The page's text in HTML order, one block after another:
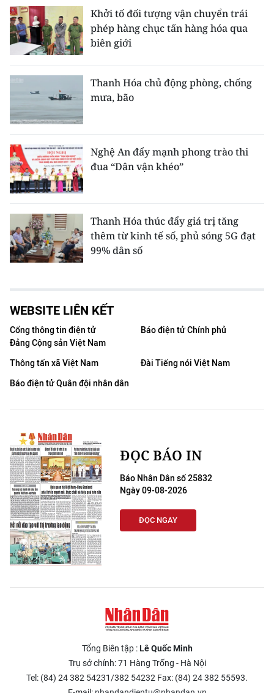
Khởi tố đối tượng vận chuyển trái
phép hàng chục tấn hàng hóa qua
biên giới
Thanh Hóa chủ động phòng, chống
mưa, bão
Nghệ An đẩy mạnh phong trào thi
đua “Dân vận khéo”
Thanh Hóa thúc đẩy giá trị tăng
thêm từ kinh tế số, phủ sóng 5G đạt
99% dân số
WEBSITE LIÊN KẾT
Cổng thông tin điện tử
Đảng Cộng sản Việt Nam
Báo điện tử Chính phủ
Thông tấn xã Việt Nam
Đài Tiếng nói Việt Nam
Báo điện tử Quân đội nhân dân
ĐỌC BÁO IN
Báo Nhân Dân số 25832
Ngày 09-08-2026
ĐỌC NGAY
Tổng Biên tập :Lê Quốc Minh
Trụ sở chính: 71 Hàng Trống - Hà Nội
Tel: (84) 24 382 54231/382 54232 Fax: (84) 24 382 55593.